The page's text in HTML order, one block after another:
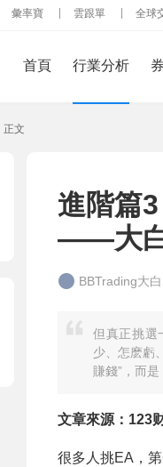
彙率寶 雲跟單 全球
首頁 行業分析
正文
進階篇
——大
BBTrading大白
但真正挑選
少、怎麽虧
賺錢”，而
文章來源：123
很多人挑EA，